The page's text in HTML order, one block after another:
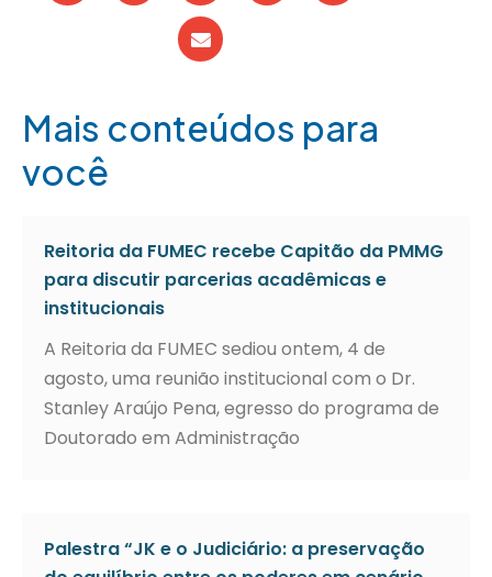
Mais conteúdos para
você
Reitoria da FUMEC recebe Capitão da PMMG
para discutir parcerias acadêmicas e
institucionais
A Reitoria da FUMEC sediou ontem, 4 de
agosto, uma reunião institucional com o Dr.
Stanley Araújo Pena, egresso do programa de
Doutorado em Administração
Palestra “JK e o Judiciário: a preservação